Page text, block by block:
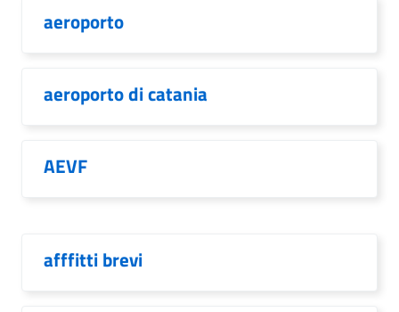
aeroporto
aeroporto di catania
AEVF
afffitti brevi